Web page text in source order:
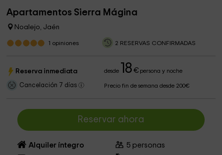
Apartamentos Sierra Mágina
Noalejo, Jaén
1 opiniones 2 RESERVAS CONFIRMADAS
Reserva inmediata desde 18 €persona y noche
Cancelación 7 días Precio fin de semana desde 200€
Reservar ahora
Alquiler íntegro 5 personas